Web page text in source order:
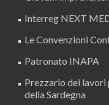
Interreg NEXT
Le Convenzioni
Patronato INAPA
Prezzario dei
della Sardegna